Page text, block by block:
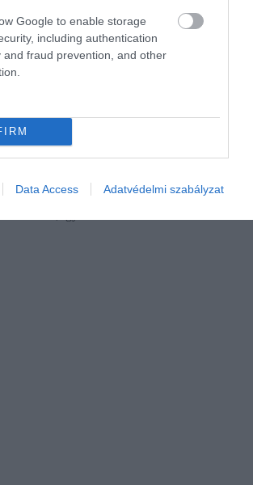
Google to enable storage
including authentication
and fraud prevention, and other
Data Access Adatvédelmi szabályzat
idén az Aldi dolgozói
míg az Aldi International IT Services Kft.-nél